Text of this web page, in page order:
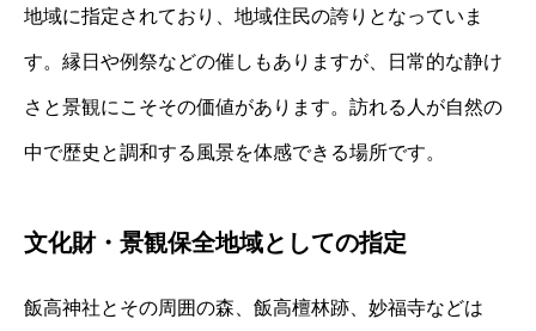
地域に指定されており、地域住民の誇りとなっていま
す。縁日や例祭などの催しもありますが、日常的な静け
さと景観にこそその価値があります。訪れる人が自然の
中で歴史と調和する風景を体感できる場所です。
文化財・景観保全地域としての指定
飯高神社とその周囲の森、飯高檀林跡、妙福寺などは